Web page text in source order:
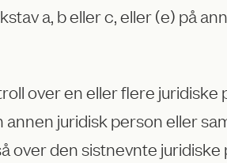
a, b eller c, eller (e) på
over en eller flere
juridisk person eller
over den sistnevnte